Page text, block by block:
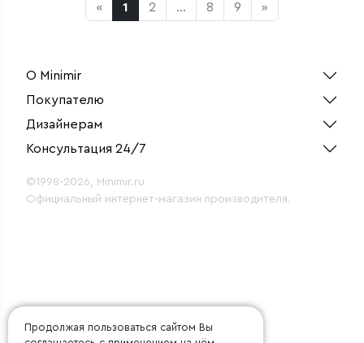
« 1 2 ... 8 9 »
О Minimir
Покупателю
Дизайнерам
Консультация 24/7
©1998-2026, Minimir.ru
Официальный интернет-магазин производителя.
Продолжая пользоваться сайтом Вы